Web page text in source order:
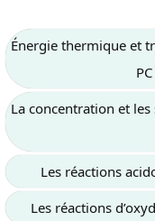
Énergie thermique et
La concentration et
Les réactions
Les réactions